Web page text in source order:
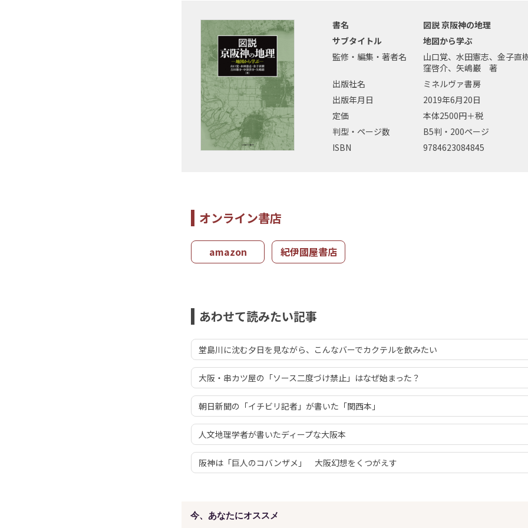
書名
図説 京阪神の地理
サブタイトル
地図から学ぶ
監修・編集・著者名
山口覚、水田憲志、金子直
窪啓介、矢嶋巌 著
出版社名
ミネルヴァ書房
出版年月日
2019年6月20日
定価
本体2500円＋税
判型・ページ数
B5判・200ページ
ISBN
9784623084845
オンライン書店
amazon 紀伊國屋書店
あわせて読みたい記事
堂島川に沈む夕日を見ながら、こんなバーでカクテルを飲みたい
大阪・串カツ屋の「ソース二度づけ禁止」はなぜ始まった？
朝日新聞の「イチビリ記者」が書いた「関西本」
人文地理学者が書いたディープな大阪本
阪神は「巨人のコバンザメ」 大阪幻想をくつがえす
今、あなたにオススメ